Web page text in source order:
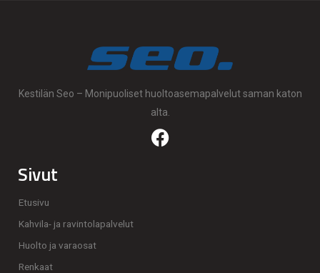
Kestilän Seo – Monipuoliset huoltoasemapalvelut saman katon
alta.
Sivut
Etusivu
Kahvila- ja ravintolapalvelut
Huolto ja varaosat
Renkaat